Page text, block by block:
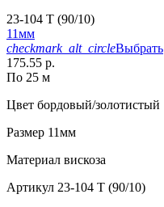
23-104 T (90/10)
11мм
checkmark_alt_circleВыбрать
175.55 р.
По 25 м
Цвет бордовый/золотистый
Размер 11мм
Материал вискоза
Артикул 23-104 T (90/10)